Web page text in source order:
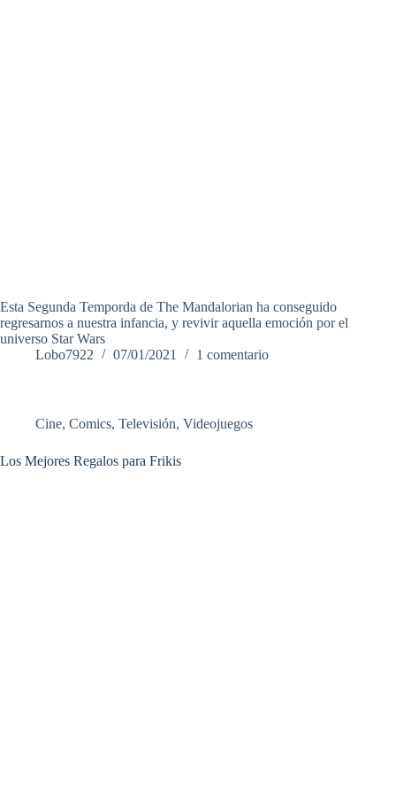
Esta Segunda Temporda de The Mandalorian ha conseguido
regresarnos a nuestra infancia, y revivir aquella emoción por el
universo Star Wars
Lobo7922
07/01/2021 1 comentario
Cine, Comics, Televisión, Videojuegos
Los Mejores Regalos para Frikis